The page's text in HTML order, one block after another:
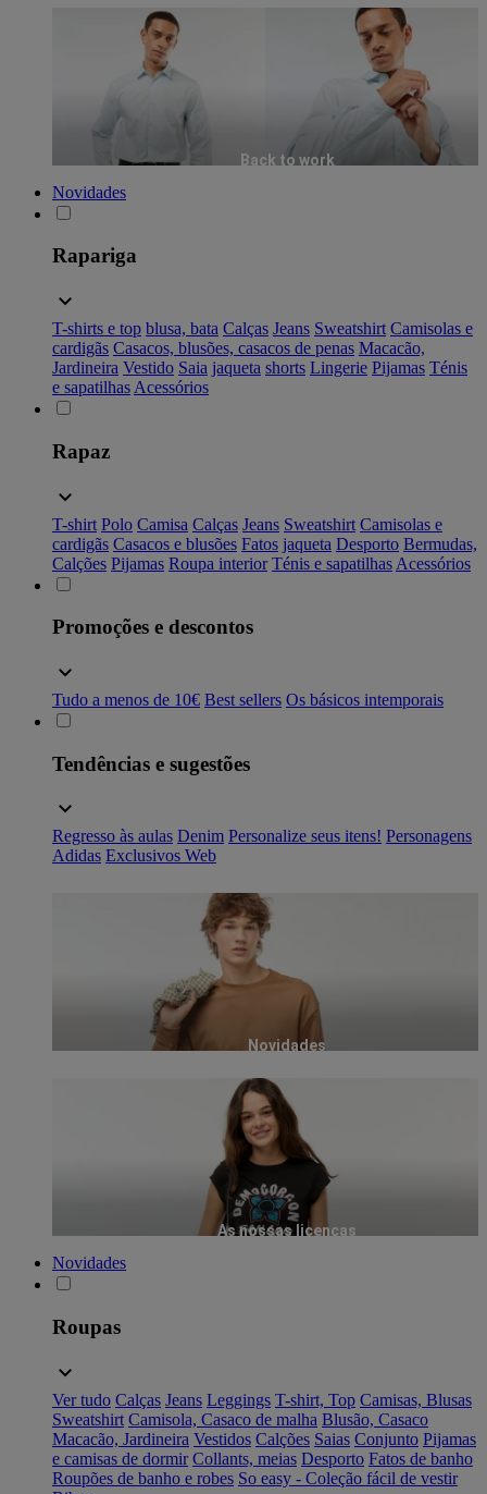
Back to work
Novidades
Rapariga
T-shirts e top blusa, bata Calças Jeans Sweatshirt Camisolas e
cardigãs Casacos, blusões, casacos de penas Macacão,
Jardineira Vestido Saia jaqueta shorts Lingerie Pijamas Ténis
e sapatilhas Acessórios
Rapaz
T-shirt Polo Camisa Calças Jeans Sweatshirt Camisolas e
cardigãs Casacos e blusões Fatos jaqueta Desporto Bermudas,
Calções Pijamas Roupa interior Ténis e sapatilhas Acessórios
Promoções e descontos
Tudo a menos de 10€ Best sellers Os básicos intemporais
Tendências e sugestões
Regresso às aulas Denim Personalize seus itens! Personagens
Adidas Exclusivos Web
Novidades
As nossas licenças
Novidades
Roupas
Ver tudo Calças Jeans Leggings T-shirt, Top Camisas, Blusas
Sweatshirt Camisola, Casaco de malha Blusão, Casaco
Macacão, Jardineira Vestidos Calções Saias Conjunto Pijamas
e camisas de dormir Collants, meias Desporto Fatos de banho
Roupões de banho e robes So easy - Coleção fácil de vestir